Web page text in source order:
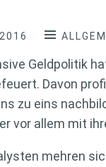
Geldpolitik
Davon
zu eins
vor allem mit
mehren